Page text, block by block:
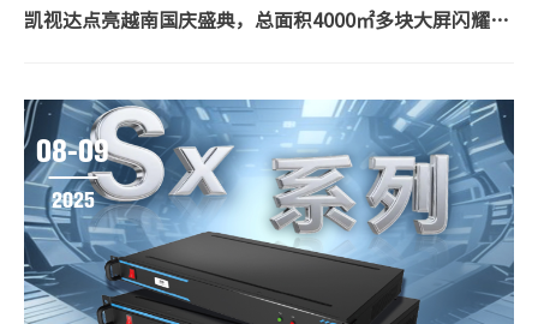
凯视达点亮越南国庆盛典，总面积4000㎡多块大屏闪耀成就展会！
08-09
2025